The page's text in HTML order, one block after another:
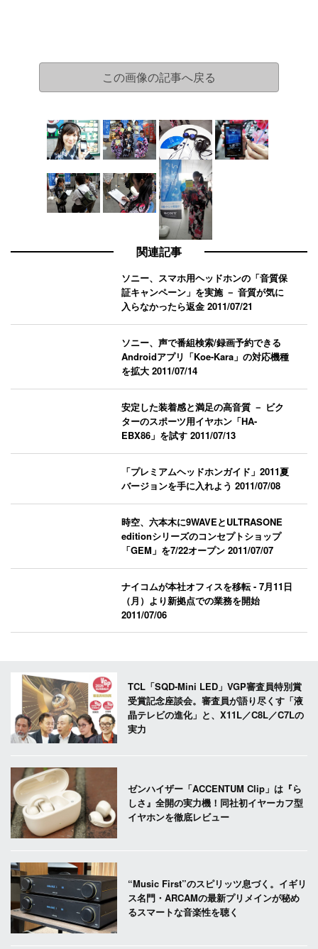
この画像の記事へ戻る
関連記事
ソニー、スマホ用ヘッドホンの「音質保
証キャンペーン」を実施 － 音質が気に
入らなかったら返金2011/07/21
ソニー、声で番組検索/録画予約できる
Androidアプリ「Koe-Kara」の対応機種
を拡大2011/07/14
安定した装着感と満足の高音質 － ビク
ターのスポーツ用イヤホン「HA-
EBX86」を試す2011/07/13
「プレミアムヘッドホンガイド」2011夏
バージョンを手に入れよう2011/07/08
時空、六本木に9WAVEとULTRASONE
editionシリーズのコンセプトショップ
「GEM」を7/22オープン2011/07/07
ナイコムが本社オフィスを移転 - 7月11日
（月）より新拠点での業務を開始
2011/07/06
TCL「SQD-Mini LED」VGP審査員特別賞
受賞記念座談会。審査員が語り尽くす「液
晶テレビの進化」と、X11L／C8L／C7Lの
実力
ゼンハイザー「ACCENTUM Clip」は『ら
しさ』全開の実力機！同社初イヤーカフ型
イヤホンを徹底レビュー
“Music First”のスピリッツ息づく。イギリ
ス名門・ARCAMの最新プリメインが秘め
るスマートな音楽性を聴く